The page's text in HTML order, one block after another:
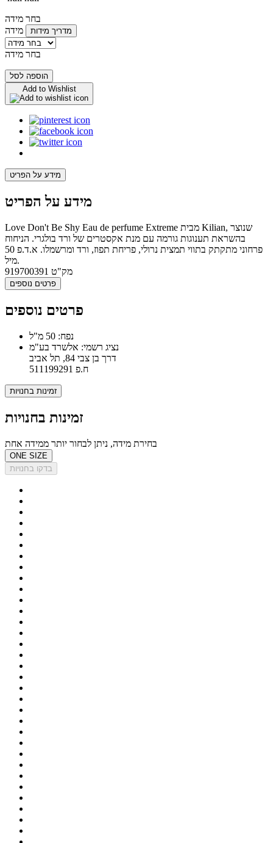
בחר מידה
מידה
מדריך מידות
בחר מידה
הוספה לסל
Add to Wishlist
מידע על הפריט
מידע על הפריט
Love Don't Be Shy Eau de perfume Extreme מבית Kilian, שנוצר
בהשראת תענוגות גורמה עם מנת אקסטרים של ורד בולגרי. הניחוח
פרחוני מתקתק בתווי תמצית נרולי, פריחת תפוז, ורד ומרשמלו. א.ד.פ 50
מיל.
מק"ט 919700391
פרטים נוספים
פרטים נוספים
נפח: 50 מ"ל
נציג רשמי: אלשרד בע"מ
דרך בן צבי 84, תל אביב
ח.פ 511199291
זמינות בחנויות
זמינות בחנויות
בחירת מידה, ניתן לבחור יותר ממידה אחת
ONE SIZE
בדקו בחנויות